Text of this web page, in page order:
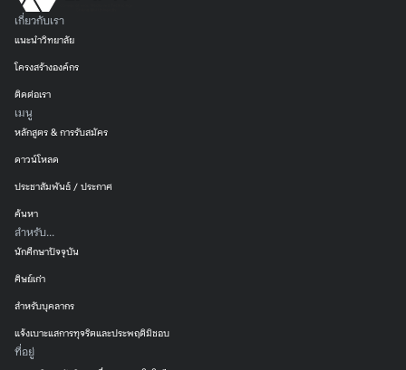
Foundation of Computer Programming
ศึกษาพื้นฐานการพัฒนาและออกแบบเว็บไซต์ (Web
ข้อมูล (Database Management) และการเขียน
เกี่ยวกับเรา
แนะนำวิทยาลัย
โครงสร้างองค์กร
ติดต่อเรา
เมนู
หลักสูตร & การรับสมัคร
ดาวน์โหลด
ประชาสัมพันธ์ / ประกาศ
ค้นหา
สำหรับ...
นักศึกษาปัจจุบัน
ศิษย์เก่า
สำหรับบุคลากร
แจ้งเบาะแสการทุจริตและประพฤติมิชอบ
ที่อยู่